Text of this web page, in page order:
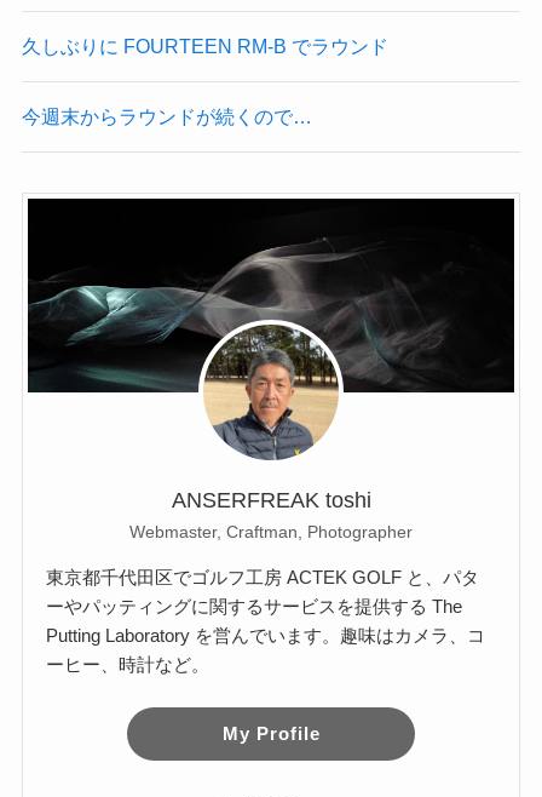
久しぶりに FOURTEEN RM-B でラウンド
今週末からラウンドが続くので…
ANSERFREAK toshi
Webmaster, Craftman, Photographer
東京都千代田区でゴルフ工房 ACTEK GOLF と、パタ
ーやパッティングに関するサービスを提供する The
Putting Laboratory を営んでいます。趣味はカメラ、コ
ーヒー、時計など。
My Profile